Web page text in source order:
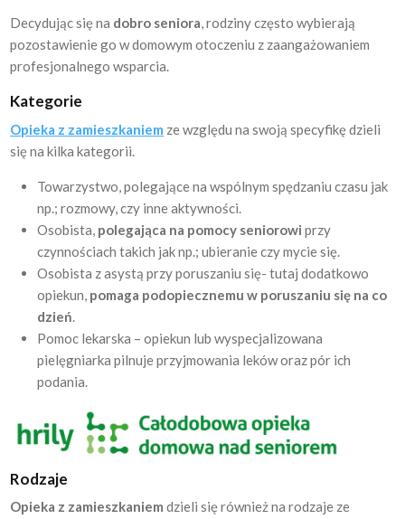
Decydując się na dobro seniora, rodziny często wybierają
pozostawienie go w domowym otoczeniu z zaangażowaniem
profesjonalnego wsparcia.
Kategorie
Opieka z zamieszkaniem ze względu na swoją specyfikę dzieli
się na kilka kategorii.
Towarzystwo, polegające na wspólnym spędzaniu czasu jak
np.; rozmowy, czy inne aktywności.
Osobista, polegająca na pomocy seniorowi przy
czynnościach takich jak np.; ubieranie czy mycie się.
Osobista z asystą przy poruszaniu się- tutaj dodatkowo
opiekun, pomaga podopiecznemu w poruszaniu się na co
dzień
Pomoc lekarska – opiekun lub wyspecjalizowana
pielęgniarka pilnuje przyjmowania leków oraz pór ich
podania.
Rodzaje
Opieka z zamieszkaniem dzieli się również na rodzaje ze